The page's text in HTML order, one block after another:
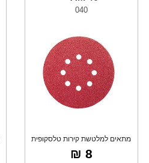
040
מתאים למלטשת קירות טלסקופית
עגולה בקוטר
8 ₪